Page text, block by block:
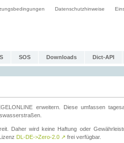
Datenschutzhinweise
SOS Downloads Dict-API
erweitern. Diese umfassen
Daher wird keine Haftung oder
DL-DE->Zero-2.0 ↗ frei verfügbar.